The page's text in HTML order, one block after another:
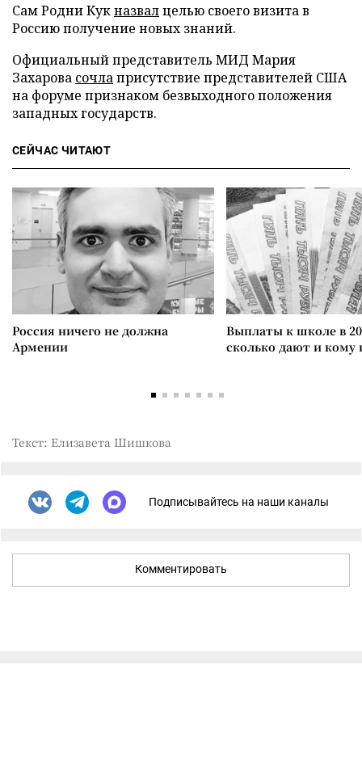
Сам Родни Кукназвалцелью своего визита в
Россию получение новых знаний.
Официальный представитель МИД Мария
Захарова сочлаприсутствие представителей США
на форуме признаком безвыходного положения
западных государств.
СЕЙЧАС ЧИТАЮТ
Россия ничего не должна
Армении
Выплаты к школе в
сколько дают и
Текст: Елизавета Шишкова
Подписывайтесь на наши каналы
Комментировать